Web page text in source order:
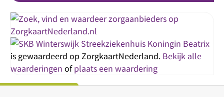
Streekziekenhuis Koningin Beatrix
is gewaardeerd op ZorgkaartNederland. Bekijk alle
waarderingen ofplaats een waardering